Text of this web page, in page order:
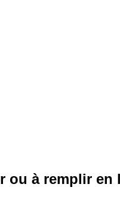
ou à remplir en